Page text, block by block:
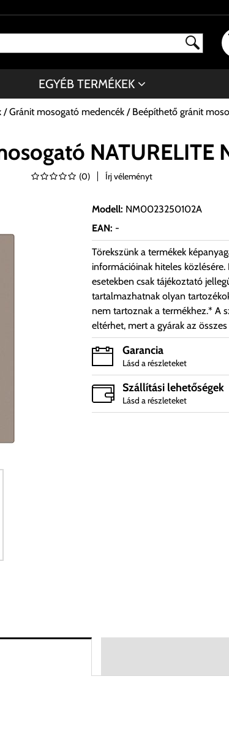
EGYÉB TERMÉKEK
Gránit mosogató medencék Beépíthető gránit
NATURELITE
(0) Írj véleményt
Modell: NM0023250102A
EAN: -
Törekszünk a termékek
információinak hiteles közlésére.
esetekben csak tájékoztató
tartalmazhatnak olyan
nem tartoznak a termékhez.* A
eltérhet, mert a gyárak az
Garancia
Lásd a részleteket
Szállítási lehetőségek
Lásd a részleteket